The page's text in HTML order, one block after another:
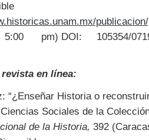
pm) DOI: 105354/0719-
en línea:
“¿Enseñar Historia o
Sociales de la
de la Historia, 392